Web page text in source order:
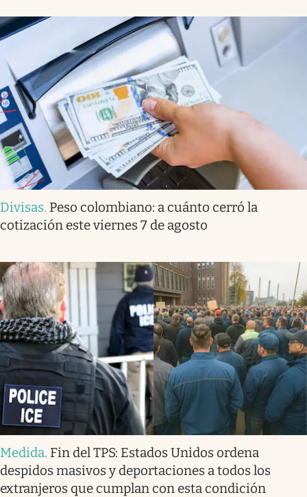
Divisas. Peso colombiano: a cuánto cerró la
cotización este viernes 7 de agosto
Medida. Fin del TPS: Estados Unidos ordena
despidos masivos y deportaciones a todos los
extranjeros que cumplan con esta condición